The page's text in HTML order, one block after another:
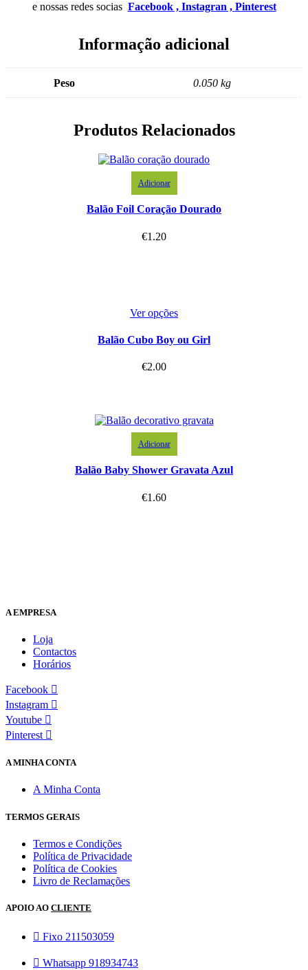
e nossas redes socias Facebook , Instagran , Pinterest
Informação adicional
Peso 0.050 kg
Produtos Relacionados
Adicionar
Balão Foil Coração Dourado
€1.20
Ver opções
Balão Cubo Boy ou Girl
€2.00
Adicionar
Balão Baby Shower Gravata Azul
€1.60
A EMPRESA
Loja
Contactos
Horários
Facebook
Instagram
Youtube
Pinterest
A MINHA CONTA
A Minha Conta
TERMOS GERAIS
Termos e Condições
Política de Privacidade
Política de Cookies
Livro de Reclamações
APOIO AO CLIENTE
Fixo 211503059
Whatsapp 918934743